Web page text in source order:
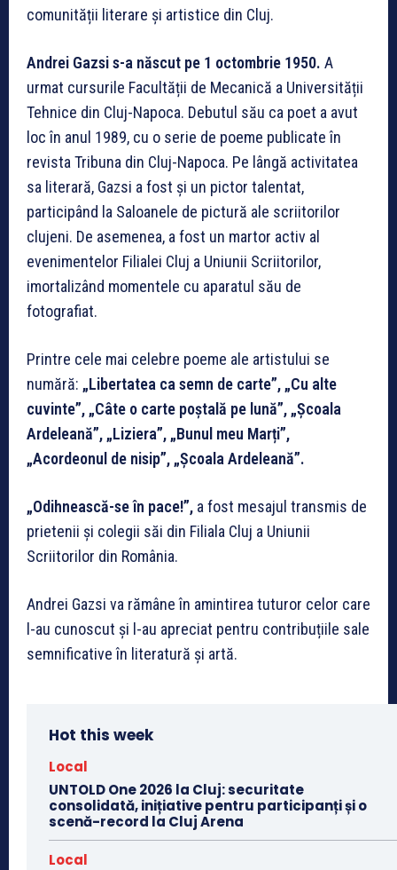
comunității literare și artistice din Cluj.
Andrei Gazsi s-a născut pe 1 octombrie 1950. A
urmat cursurile Facultății de Mecanică a Universității
Tehnice din Cluj-Napoca. Debutul său ca poet a avut
loc în anul 1989, cu o serie de poeme publicate în
revista Tribuna din Cluj-Napoca. Pe lângă activitatea
sa literară, Gazsi a fost și un pictor talentat,
participând la Saloanele de pictură ale scriitorilor
clujeni. De asemenea, a fost un martor activ al
evenimentelor Filialei Cluj a Uniunii Scriitorilor,
imortalizând momentele cu aparatul său de
fotografiat.
Printre cele mai celebre poeme ale artistului se
numără: „Libertatea ca semn de carte”, „Cu alte
cuvinte”, „Câte o carte poștală pe lună”, „Școala
Ardeleană”, „Liziera”, „Bunul meu Marți”,
„Acordeonul de nisip”, „Școala Ardeleană”.
„Odihnească-se în pace!”, a fost mesajul transmis de
prietenii și colegii săi din Filiala Cluj a Uniunii
Scriitorilor din România.
Andrei Gazsi va rămâne în amintirea tuturor celor care
l-au cunoscut și l-au apreciat pentru contribuțiile sale
semnificative în literatură și artă.
Hot this week
Local
UNTOLD One 2026 la Cluj: securitate
consolidată, inițiative pentru participanți și o
scenă-record la Cluj Arena
Local